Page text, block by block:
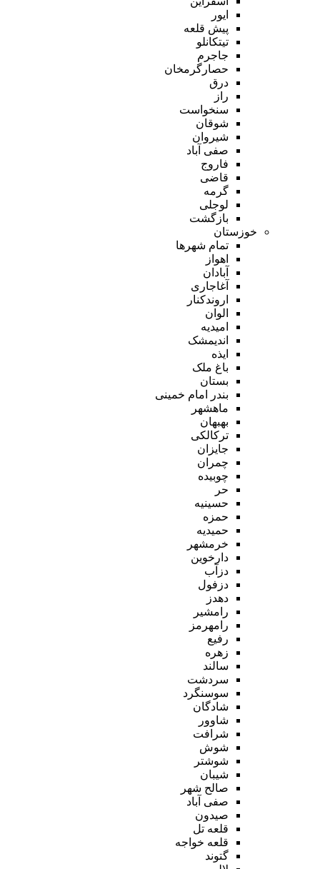
ایور
پیش قلعه
تیتکانلو
جاجرم
حصارگرمخان
درق
راز
سنخواست
شوقان
شیروان
صفی آباد
فاروج
قاضی
گرمه
لوجلی
بازگشت
خوزستان
تمام شهر‌ها
اهواز
آبادان
آغاجاری
اروندکنار
الوان
امیدیه
اندیمشک
ایذه
باغ ملک
بستان
بندر امام خمینی
ماهشهر
بهبهان
ترکالکی
جایزان
چمران
چوبیده
حر
حسینیه
حمزه
حمیدیه
خرمشهر
دارخوین
دزآب
دزفول
دهدز
رامشیر
رامهرمز
رفیع
زهره
سالند
سردشت
سوسنگرد
شادگان
شاوور
شرافت
شوش
شوشتر
شیبان
صالح شهر
صفی آباد
صیدون
قلعه تل
قلعه خواجه
گتوند